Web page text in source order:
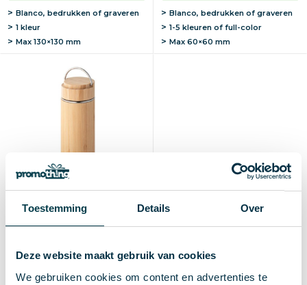
Toestemming Details Over
Deze website maakt gebruik van cookies
We gebruiken cookies om content en advertenties te
Blanco, bedrukken of graveren
1 kleur
Max 130×130 mm
Blanco, bedrukken of graveren
1-5 kleuren of full-color
Max 60×60 mm
RVS | 440 ml | Met thee-ei